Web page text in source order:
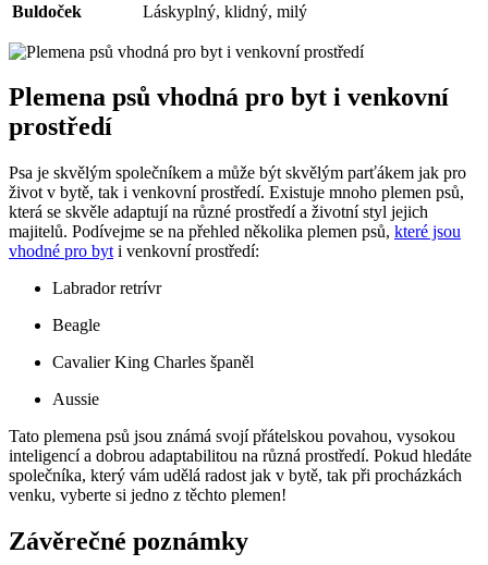
Buldoček
Láskyplný, klidný, milý
Plemena psů vhodná pro byt i venkovní
prostředí
Psa je skvělým společníkem a může být skvělým parťákem jak pro
život v bytě, tak i venkovní prostředí. Existuje mnoho plemen psů,
která se skvěle adaptují na různé prostředí a životní styl jejich
majitelů. Podívejme se na přehled několika plemen psů, které jsou
vhodné pro byt i venkovní prostředí:
Labrador retrívr
Beagle
Cavalier King Charles španěl
Aussie
Tato plemena psů jsou známá svojí přátelskou povahou, vysokou
inteligencí a dobrou adaptabilitou na různá prostředí. Pokud hledáte
společníka, který vám udělá radost jak v bytě, tak při procházkách
venku, vyberte si jedno z těchto plemen!
Závěrečné poznámky